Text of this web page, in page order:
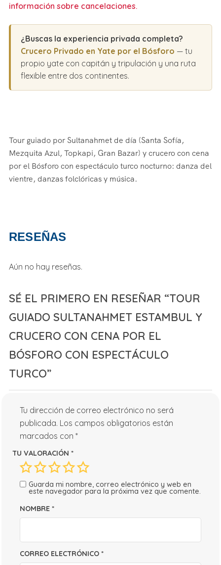
información sobre cancelaciones.
¿Buscas la experiencia privada completa?
Crucero Privado en Yate por el Bósforo — tu
propio yate con capitán y tripulación y una ruta
flexible entre dos continentes.
Tour guiado por Sultanahmet de día (Santa Sofía,
Mezquita Azul, Topkapi, Gran Bazar) y crucero con cena
por el Bósforo con espectáculo turco nocturno: danza del
vientre, danzas folclóricas y música.
RESEÑAS
Aún no hay reseñas.
SÉ EL PRIMERO EN RESEÑAR “TOUR
GUIADO SULTANAHMET ESTAMBUL Y
CRUCERO CON CENA POR EL
BÓSFORO CON ESPECTÁCULO
TURCO”
Tu dirección de correo electrónico no será
publicada. Los campos obligatorios están
marcados con *
TU VALORACIÓN *
NOMBRE *
CORREO ELECTRÓNICO *
Guarda mi nombre, correo electrónico y web en
este navegador para la próxima vez que comente.